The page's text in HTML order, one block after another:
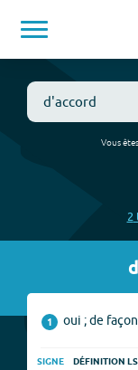
Vous
2
1 oui ; de
SIGNE DÉFINITION